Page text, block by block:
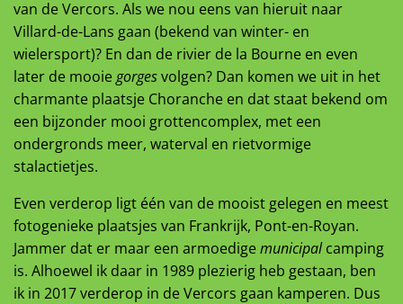
van de Vercors. Als we nou eens van hieruit naar
Villard-de-Lans gaan (bekend van winter- en
wielersport)? En dan de rivier de la Bourne en even
later de mooiegorgesvolgen? Dan komen we uit in het
charmante plaatsje Choranche en dat staat bekend om
een bijzonder mooi grottencomplex, met een
ondergronds meer, waterval en rietvormige
stalactietjes.
Even verderop ligt één van de mooist gelegen en meest
fotogenieke plaatsjes van Frankrijk, Pont-en-Royan.
Jammer dat er maar een armoedigemunicipalcamping
is. Alhoewel ik daar in 1989 plezierig heb gestaan, ben
ik in 2017 verderop in de Vercors gaan kamperen. Dus